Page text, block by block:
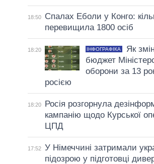
18:50
Спалах Еболи у Конго:
перевищила 1800 осіб
18:20 ІНФОГРАФІКА
Як
бюджет
оборони за 13
росією
18:20
Росія розгорнула
кампанію щодо Курської
ЦПД
17:52 У Німеччині затримали
підозрою у підготовці